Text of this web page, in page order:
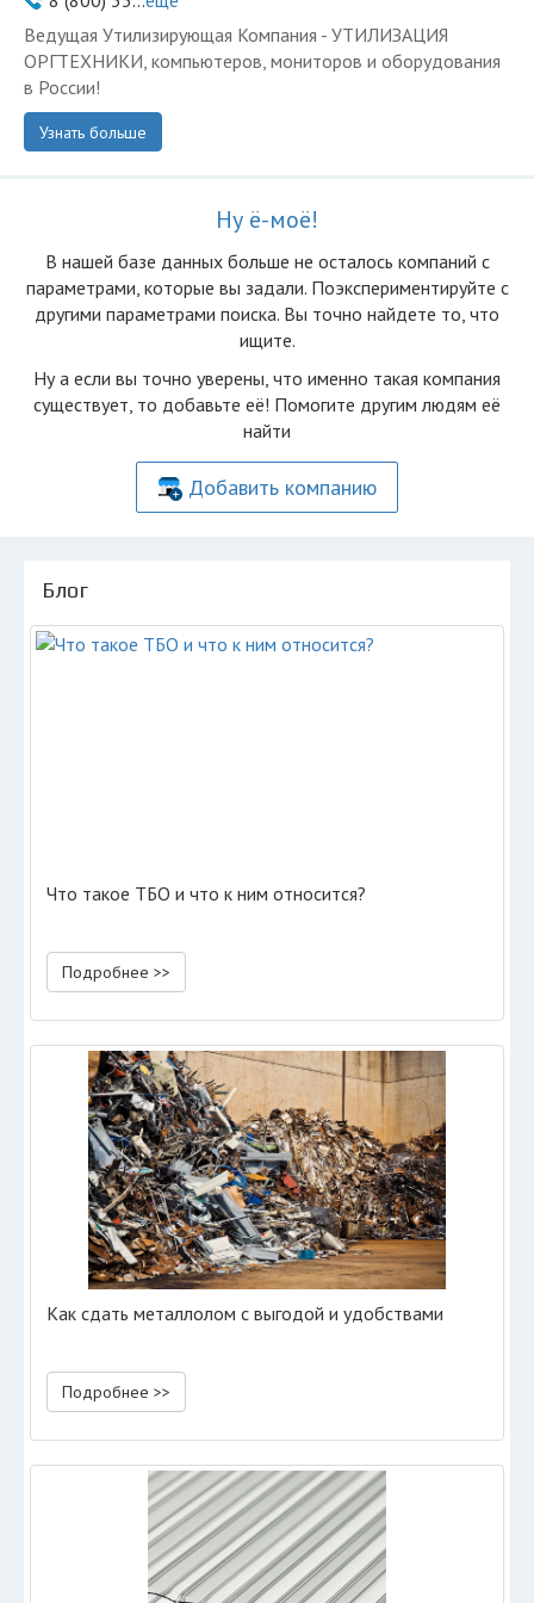
Ведущая Утилизирующая Компания - УТИЛИЗАЦИЯ
ОРГТЕХНИКИ, компьютеров, мониторов и оборудования
в России!
Узнать больше
Ну ё-моё!
В нашей базе данных больше не осталоcь компаний с
параметрами, которые вы задали. Поэкспериментируйте с
другими параметрами поиска. Вы точно найдете то, что
ищите.
Ну а если вы точно уверены, что именно такая компания
существует, то добавьте её! Помогите другим людям её
найти
Добавить компанию
Блог
Что такое ТБО и что к ним относится?
Подробнее >>
Как сдать металлолом с выгодой и удобствами
Подробнее >>